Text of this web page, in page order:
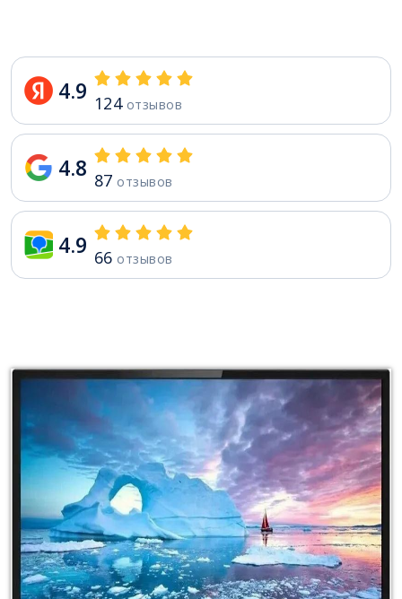
4.9 124отзывов
4.8 87 отзывов
4.9 66 отзывов